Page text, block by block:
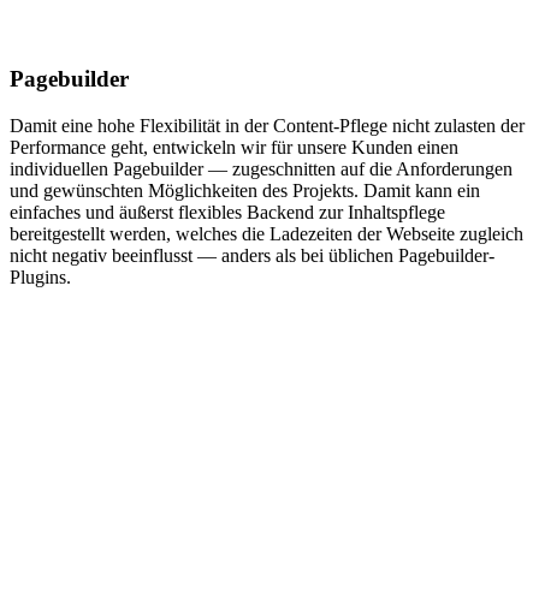
Pagebuilder
Damit eine hohe Flexibilität in der Content-Pflege nicht zulasten der
Performance geht, entwickeln wir für unsere Kunden einen
individuellen Pagebuilder — zugeschnitten auf die Anforderungen
und gewünschten Möglichkeiten des Projekts. Damit kann ein
einfaches und äußerst flexibles Backend zur Inhaltspflege
bereitgestellt werden, welches die Ladezeiten der Webseite zugleich
nicht negativ beeinflusst — anders als bei üblichen Pagebuilder-
Plugins.